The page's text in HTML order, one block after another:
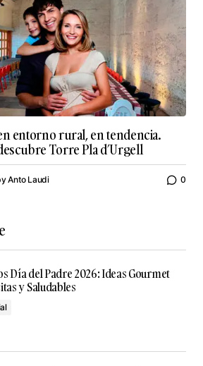
entorno rural, en tendencia.
Torre Pla d’Urgell
Anto Laudi 0
Día del Padre 2026: Ideas Gourmet
y Saludables